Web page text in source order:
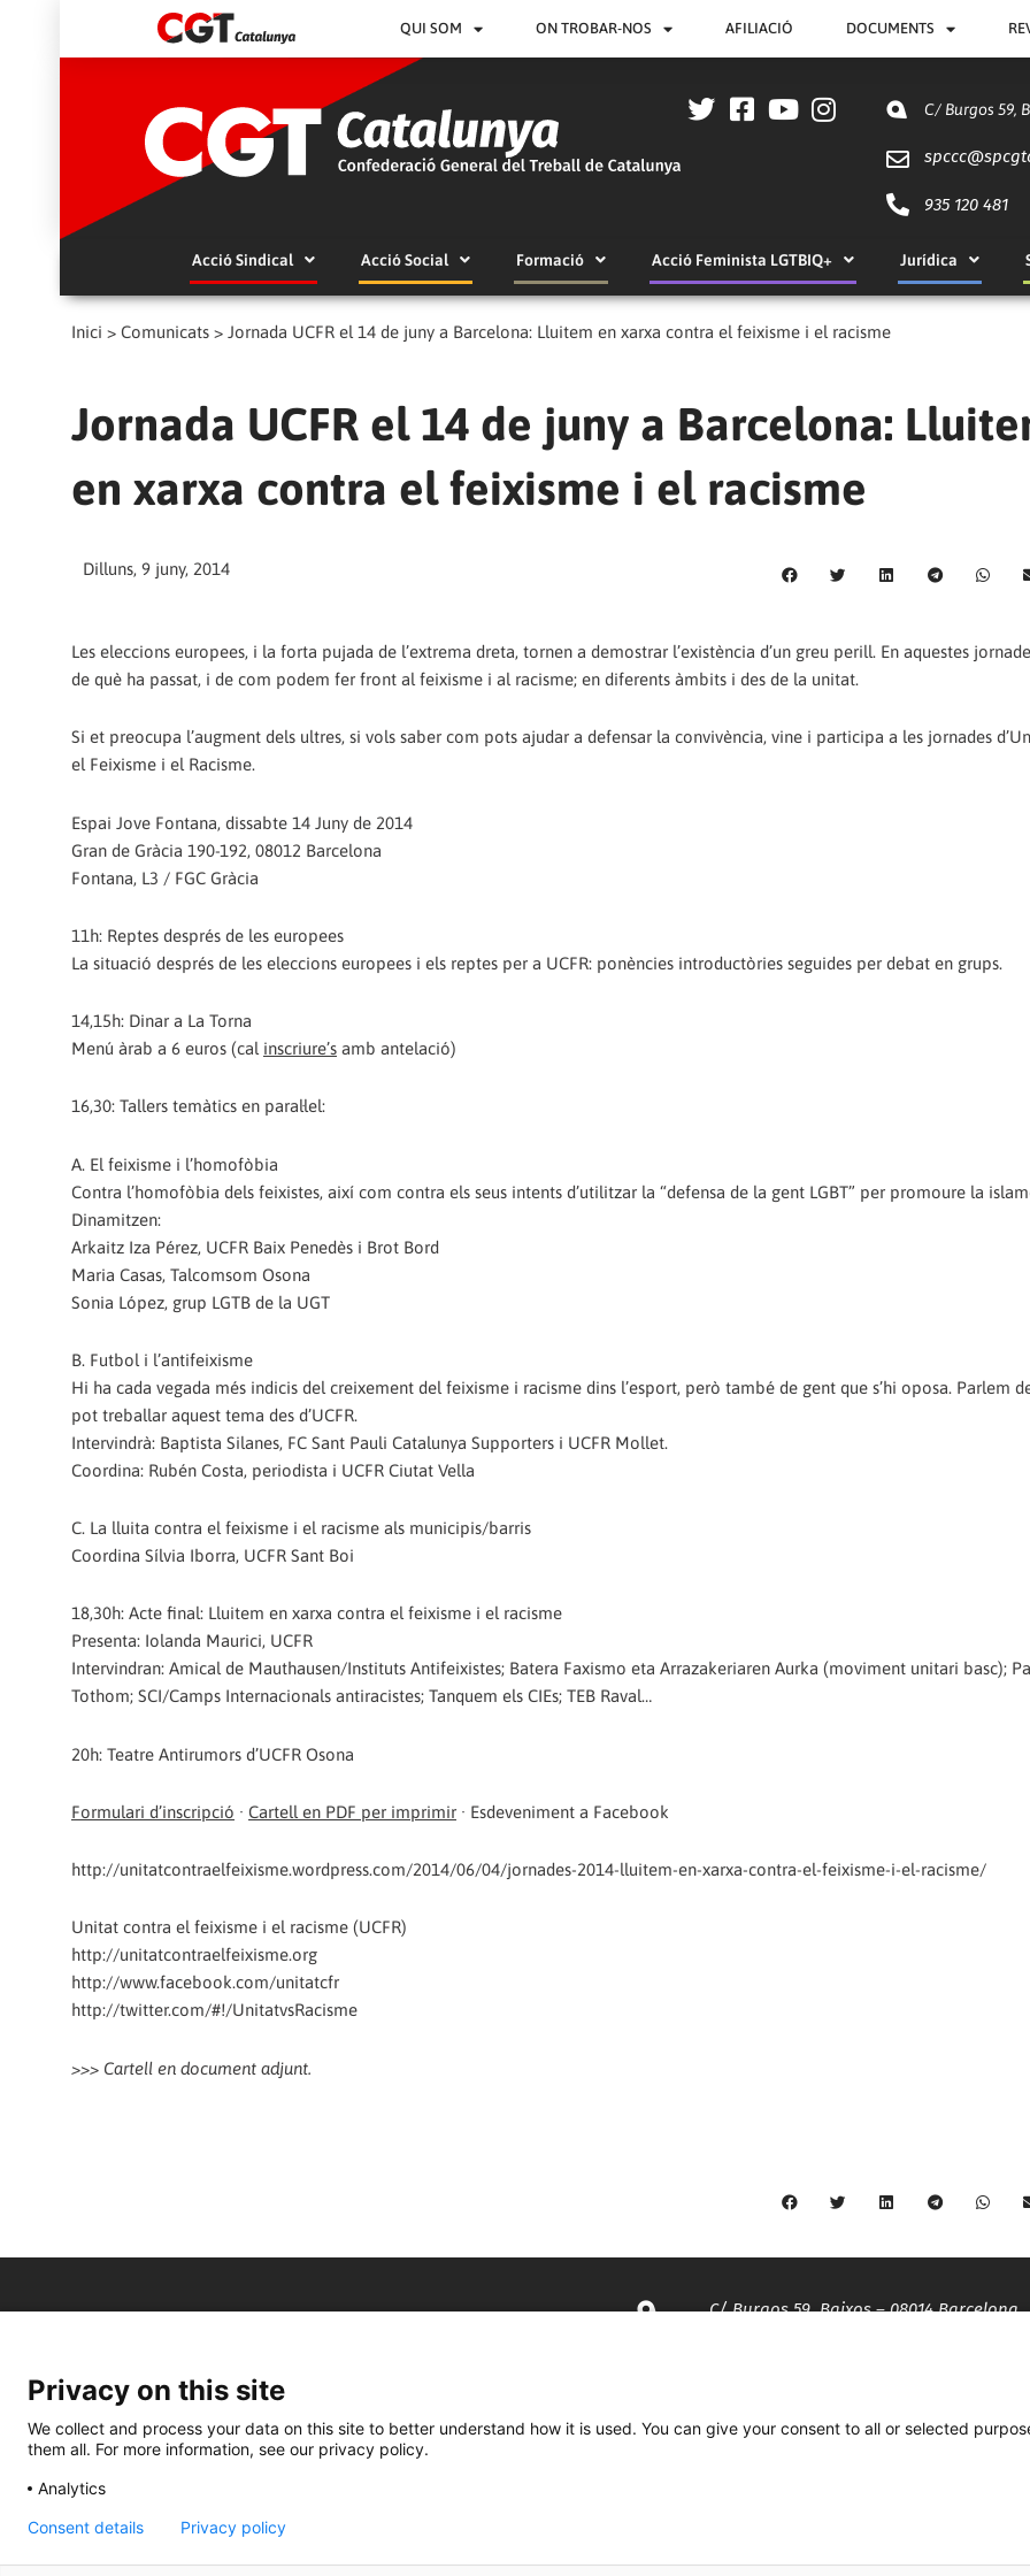
QUI SOM ON TROBAR-NOS AFILIACIÓ DOCUMENTS
C/ Burgos 59,
spccc@
935 120 481
Acció Sindical Acció Social Formació Acció Feminista LGTBIQ+ Jurídica
Inici > Comunicats > Jornada UCFR el 14 de juny a Barcelona: Lluitem en xarxa contra el feixisme i el racisme
Jornada UCFR el 14 de juny a Barcelona:
en xarxa contra el feixisme i el racisme
Dilluns, 9 juny, 2014
Les eleccions europees, i la forta pujada de l’extrema dreta, tornen a demostrar l’existència d’un greu perill. En aquestes
de què ha passat, i de com podem fer front al feixisme i al racisme; en diferents àmbits i des de la unitat.
Si et preocupa l’augment dels ultres, si vols saber com pots ajudar a defensar la convivència, vine i participa a les jornades
el Feixisme i el Racisme.
Espai Jove Fontana, dissabte 14 Juny de 2014
Gran de Gràcia 190-192, 08012 Barcelona
Fontana, L3 / FGC Gràcia
11h: Reptes després de les europees
La situació després de les eleccions europees i els reptes per a UCFR: ponències introductòries seguides per debat en grups.
14,15h: Dinar a La Torna
Menú àrab a 6 euros (cal inscriure’s amb antelació)
16,30: Tallers temàtics en paral·lel:
A. El feixisme i l’homofòbia
Contra l’homofòbia dels feixistes, així com contra els seus intents d’utilitzar la “defensa de la gent LGBT” per promoure la
Dinamitzen:
Arkaitz Iza Pérez, UCFR Baix Penedès i Brot Bord
Maria Casas, Talcomsom Osona
Sonia López, grup LGTB de la UGT
B. Futbol i l’antifeixisme
Hi ha cada vegada més indicis del creixement del feixisme i racisme dins l’esport, però també de gent que s’hi oposa. Parlem
pot treballar aquest tema des d’UCFR.
Intervindrà: Baptista Silanes, FC Sant Pauli Catalunya Supporters i UCFR Mollet.
Coordina: Rubén Costa, periodista i UCFR Ciutat Vella
C. La lluita contra el feixisme i el racisme als municipis/barris
Coordina Sílvia Iborra, UCFR Sant Boi
18,30h: Acte final: Lluitem en xarxa contra el feixisme i el racisme
Presenta: Iolanda Maurici, UCFR
Intervindran: Amical de Mauthausen/Instituts Antifeixistes; Batera Faxismo eta Arrazakeriaren Aurka (moviment unitari basc);
Tothom; SCI/Camps Internacionals antiracistes; Tanquem els CIEs; TEB Raval…
20h: Teatre Antirumors d’UCFR Osona
Formulari d’inscripció · Cartell en PDF per imprimir · Esdeveniment a Facebook
http://unitatcontraelfeixisme.wordpress.com/2014/06/04/jornades-2014-lluitem-en-xarxa-contra-el-feixisme-i-el-racisme/
Unitat contra el feixisme i el racisme (UCFR)
http://unitatcontraelfeixisme.org
http://www.facebook.com/unitatcfr
http://twitter.com/#!/UnitatvsRacisme
>>> Cartell en document adjunt.
C/ Burgos 59, Baixos – 08014 Barcelona
Privacy on this site
We collect and process your data on this site to better understand how it is used. You can give your consent to all or selected
them all. For more information, see our privacy policy.
Analytics
Consent details Privacy policy